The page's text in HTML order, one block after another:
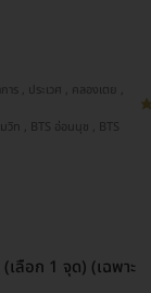
ลือก 1 จุด) (เฉพาะ